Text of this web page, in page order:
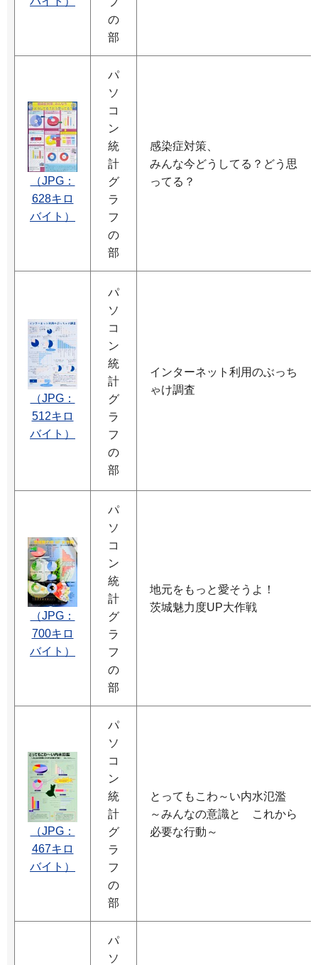
の
部
（JPG：
628キロ
バイト）
パ
ソ
コ
ン
統
計
グ
ラ
フ
の
部
感染症対策、
みんな今どうしてる？どう思
ってる？
（JPG：
512キロ
バイト）
パ
ソ
コ
ン
統
計
グ
ラ
フ
の
部
インターネット利用のぶっち
ゃけ調査
（JPG：
700キロ
バイト）
パ
ソ
コ
ン
統
計
グ
ラ
フ
の
部
地元をもっと愛そうよ！
茨城魅力度UP大作戦
（JPG：
467キロ
バイト）
パ
ソ
コ
ン
統
計
グ
ラ
フ
の
部
とってもこわ～い内水氾濫
～みんなの意識と これから
必要な行動～
パ
ソ